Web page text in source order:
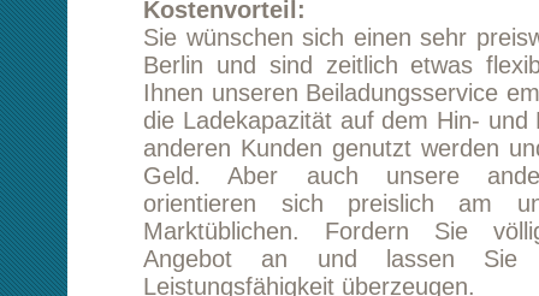
orientieren sich preislich am unteren
Marktüblichen. Fordern Sie völlig
Angebot an und lassen Sie sich
Leistungsfähigkeit überzeugen.
Serviceangebot:
Da uns die Zufriedenheit unser Kunden
liegt, sind wir bemüht, diese bestmöglich
Unsere angebotenen Zusatzleistungen
Rechnung tragen und für Sie den Aufwand
Grenzen halten. Auch diese Leistungen
aus unserer Sicht zu einem sehr guten Preis
in der Regel von unseren Mitbewerbern